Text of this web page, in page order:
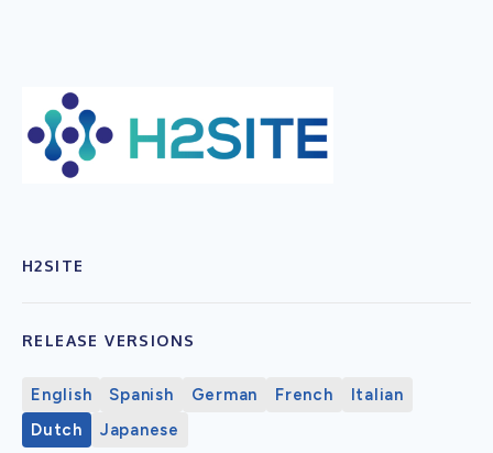
H2SITE
RELEASE VERSIONS
English Spanish German French
Italian
Dutch
Japanese